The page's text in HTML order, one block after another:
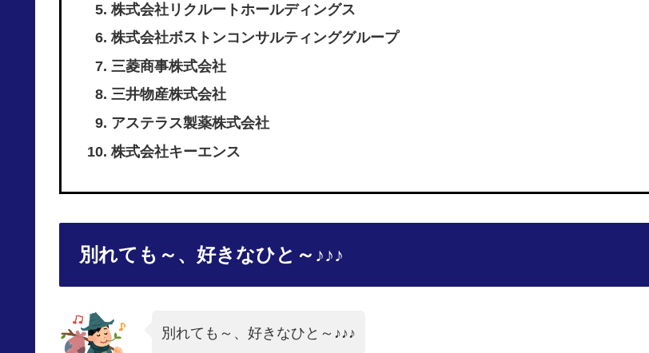
株式会社リクルートホールディングス
株式会社ボストンコンサルティンググループ
三菱商事株式会社
三井物産株式会社
アステラス製薬株式会社
株式会社キーエンス
別れても～、好きなひと～♪♪♪
別れても～、好きなひと～♪♪♪